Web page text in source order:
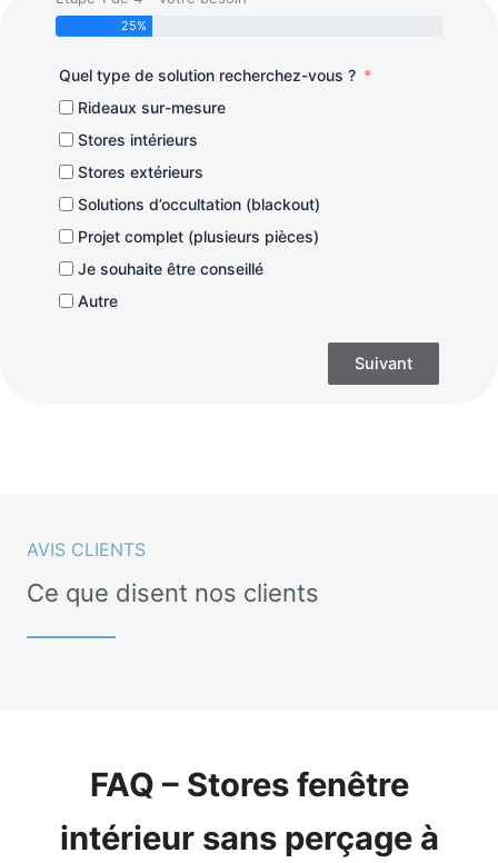
25%
Quel type de solution recherchez-vous ?
Rideaux sur-mesure
Stores intérieurs
Stores extérieurs
Solutions d’occultation (blackout)
Projet complet (plusieurs pièces)
Je souhaite être conseillé
Autre
Suivant
AVIS CLIENTS
Ce que disent nos clients
FAQ – Stores fenêtre
intérieur sans perçage à